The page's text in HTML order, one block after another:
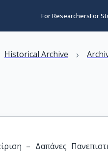
For ResearchersFor
Historical Archive ›
– Δαπάνες